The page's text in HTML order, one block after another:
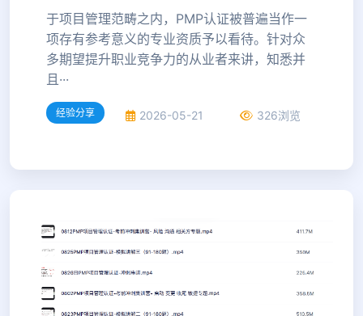
于项目管理范畴之内，PMP认证被普遍当作一
项存有参考意义的专业资质予以看待。针对众
多期望提升职业竞争力的从业者来讲，知悉并
且···
经验分享 2026-05-21 326浏览